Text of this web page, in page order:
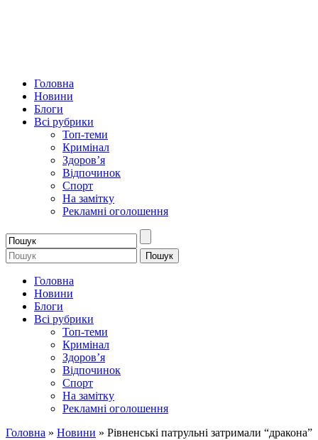
Головна
Новини
Блоги
Всі рубрики
Топ-теми
Кримінал
Здоров’я
Відпочинок
Спорт
На замітку
Рекламні оголошення
Головна
Новини
Блоги
Всі рубрики
Топ-теми
Кримінал
Здоров’я
Відпочинок
Спорт
На замітку
Рекламні оголошення
Головна » Новини » Рівненські патрульні затримали “дракона”